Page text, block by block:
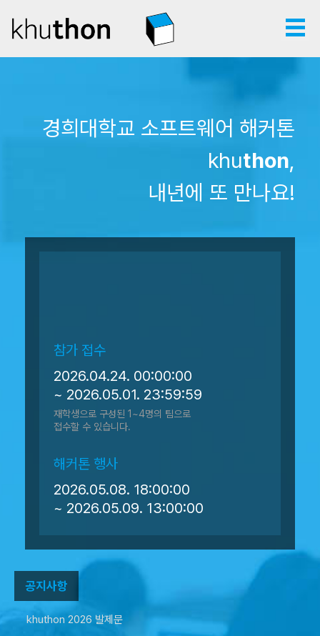
경희대학교 소프트웨어 해커톤
khuthon,
내년에 또 만나요!
참가 접수
2026.04.24. 00:00:00
~ 2026.05.01. 23:59:59
재학생으로 구성된 1~4명의 팀으로
접수할 수 있습니다.
해커톤 행사
2026.05.08. 18:00:00
~ 2026.05.09. 13:00:00
공지사항
khuthon 2026 발제문